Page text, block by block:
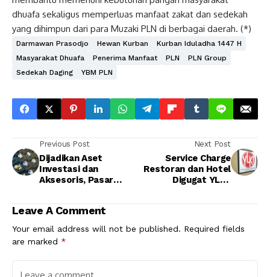
dhuafa sekaligus memperluas manfaat zakat dan sedekah
yang dihimpun dari para Muzaki PLN di berbagai daerah. (*)
Darmawan Prasodjo Hewan Kurban
Kurban Iduladha 1447 H
Masyarakat Dhuafa
Penerima Manfaat PLN
PLN Group
Sedekah Daging
YBM PLN
Previous Post
Dijadikan Aset
Investasi dan
Aksesoris, Pasar
Next Post
Service Charge
Restoran dan Hotel
Digugat YLKI,
Tambahan
Leave A Comment
Your email address will not be published. Required fields
are marked *